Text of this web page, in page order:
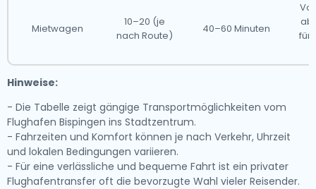
Mietwagen
10–20 (je
nach Route)
40–60 Minuten
für
Hinweise:
- Die Tabelle zeigt gängige Transportmöglichkeiten vom
Flughafen Bispingen ins Stadtzentrum.
- Fahrzeiten und Komfort können je nach Verkehr, Uhrzeit
und lokalen Bedingungen variieren.
- Für eine verlässliche und bequeme Fahrt ist ein privater
Flughafentransfer oft die bevorzugte Wahl vieler Reisender.